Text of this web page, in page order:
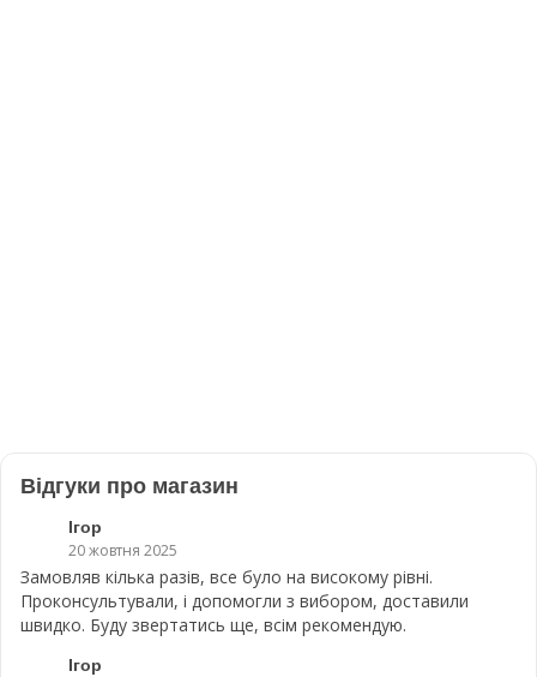
Відгуки про магазин
Ігор
20 жовтня 2025
Замовляв кілька разів, все було на високому рівні.
Проконсультували, і допомогли з вибором, доставили
швидко. Буду звертатись ще, всім рекомендую.
Ігор